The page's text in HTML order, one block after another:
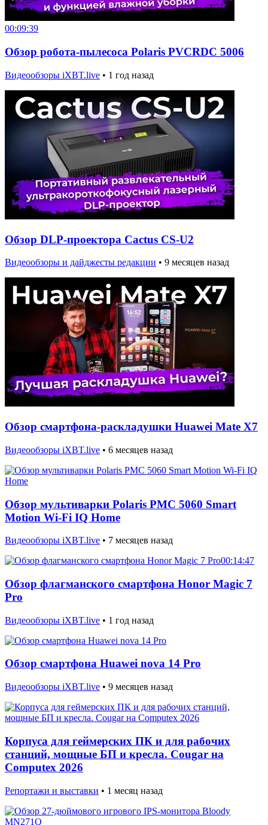
00:09:39
Обзор робота-пылесоса Polaris PVCRDC 5006
Видеообзоры iXBT.live • 1 год назад
Обзор DLP-проектора Cactus CS-U2
Видеообзоры и дайджесты редакции • 9 месяцев назад
Обзор смартфона-раскладушки Huawei Mate X7
Видеообзоры iXBT.live • 6 месяцев назад
Обзор мультиварки Polaris PMC 5060 Smart
Motion Wi-Fi IQ Home
Видеообзоры iXBT.live • 7 месяцев назад
00:14:47
Обзор флагманского смартфона Honor Magic 7
Pro
Видеообзоры iXBT.live • 1 год назад
Обзор смартфона Huawei nova 14 Pro
Видеообзоры iXBT.live • 9 месяцев назад
Корпуса для геймерских ПК и для рабочих
станций, мощные БП и кресла. Cougar на
Computex 2026
Репортажи и выставки • 1 месяц назад